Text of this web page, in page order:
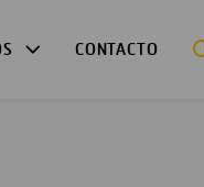
CONTACTO